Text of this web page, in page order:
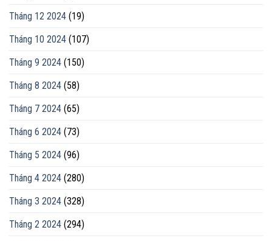
Tháng 12 2024 (19)
Tháng 10 2024 (107)
Tháng 9 2024 (150)
Tháng 8 2024 (58)
Tháng 7 2024 (65)
Tháng 6 2024 (73)
Tháng 5 2024 (96)
Tháng 4 2024 (280)
Tháng 3 2024 (328)
Tháng 2 2024 (294)